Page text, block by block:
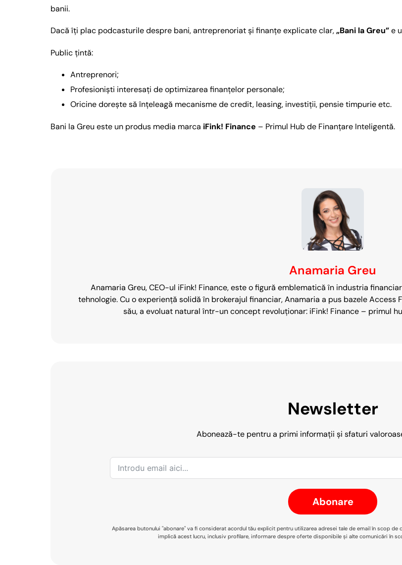
banii.
Dacă îți plac podcasturile despre bani, antreprenoriat și finanțe explicate clar,„Bani la Greu”e
Public țintă:
Antreprenori;
Profesioniști interesați de optimizarea finanțelor personale;
Oricine dorește să înțeleagă mecanisme de credit, leasing, investiții, pensie timpurie etc.
Bani la Greu este un produs media marca iFink! Finance – Primul Hub de Finanțare Inteligentă.
Anamaria Greu
Anamaria Greu, CEO-ul iFink! Finance, este o figură emblematică în industria
tehnologie. Cu o experiență solidă în brokerajul financiar, Anamaria a pus bazele Access
său, a evoluat natural într-un concept revoluționar: iFink! Finance – primul
Newsletter
Abonează-te pentru a primi informații și sfaturi
Abonare
Apăsarea butonului "abonare" va fi considerat acordul tău explicit pentru utilizarea adresei tale de email în scop
implică acest lucru, inclusiv profilare, informare despre oferte disponibile și alte comunicări în